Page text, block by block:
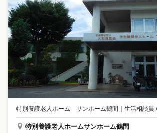
特別養護老人ホーム サンホーム鶴間 生活相談員
特別養護老人ホームサンホーム鶴間